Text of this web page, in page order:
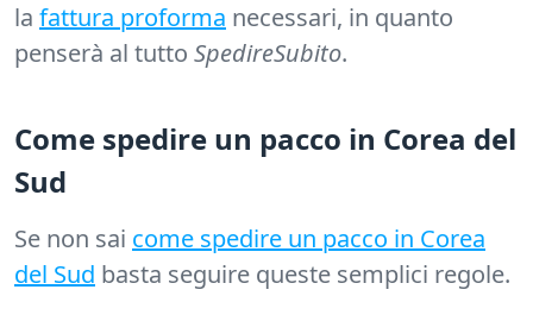
la fattura proforma necessari, in quanto
penserà al tutto SpedireSubito.
Come spedire un pacco in Corea del
Sud
Se non sai come spedire un pacco in Corea
del Sud basta seguire queste semplici regole.